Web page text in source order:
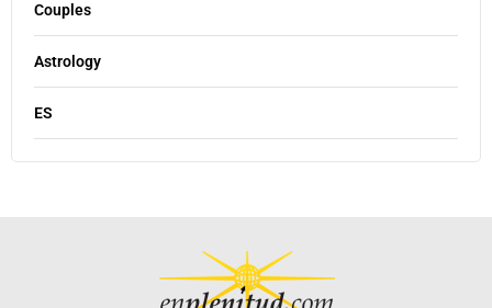
Couples
Astrology
ES